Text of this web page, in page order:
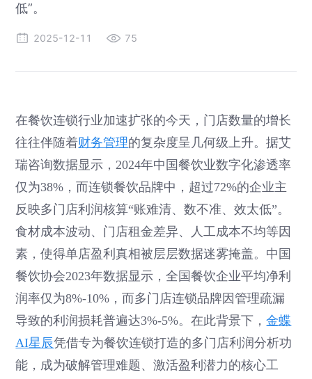
低”。
2025-12-11 75
在餐饮连锁行业加速扩张的今天，门店数量的增长
往往伴随着财务管理的复杂度呈几何级上升。据艾
瑞咨询数据显示，2024年中国餐饮业数字化渗透率
仅为38%，而连锁餐饮品牌中，超过72%的企业主
反映多门店利润核算“账难清、数不准、效太低”。
食材成本波动、门店租金差异、人工成本不均等因
素，使得单店盈利真相被层层数据迷雾掩盖。中国
餐饮协会2023年数据显示，全国餐饮企业平均净利
润率仅为8%-10%，而多门店连锁品牌因管理疏漏
导致的利润损耗普遍达3%-5%。在此背景下，金蝶
AI星辰凭借专为餐饮连锁打造的多门店利润分析功
能，成为破解管理难题、激活盈利潜力的核心工